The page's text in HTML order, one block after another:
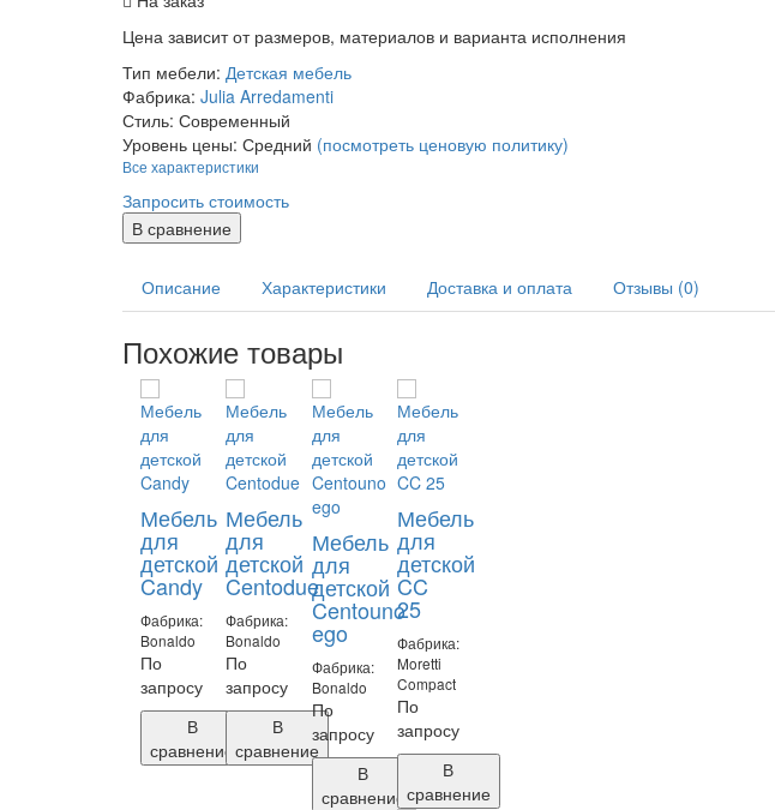
Цена зависит от размеров, материалов и варианта исполнения
Тип мебели: Детская мебель
Фабрика: Julia Arredamenti
Стиль: Современный
Уровень цены: Средний (посмотреть ценовую политику)
Все характеристики
Запросить стоимость
В сравнение
Описание Характеристики Доставка и оплата Отзывы (0)
Похожие товары
Мебель
для
детской
Candy
Фабрика:
Bonaldo
По
запросу
В
сравнение
Мебель
для
детской
Centodue
Фабрика:
Bonaldo
По
запросу
В
сравнение
Мебель
для
детской
Centouno
ego
Фабрика:
Bonaldo
По
запросу
В
сравнение
Мебель
для
детской
CC
25
Фабрика:
Moretti
Compact
По
запросу
В
сравнение